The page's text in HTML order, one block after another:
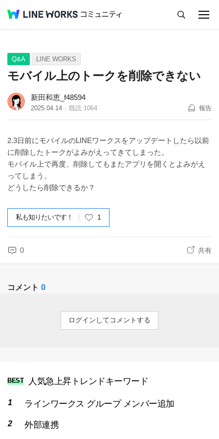
Q&A Tips Ideas
Q&A LINE WORKS
モバイル上のトークを削除できない
新田和恵_f48594
2025.04.14 既読 1064 報告
2.3日前にモバイルのLINEワークスをアップデートしたら以前
に削除したトークがよみがえってきてしまった。
モバイル上で再度、削除してもまたアプリを開くとよみがえ
ってしまう。
どうしたら削除できるか？
私も知りたいです！ 1
0 共有
コメント 0
ログインしてコメントする
BEST 人気急上昇トレンドキーワード
ラインワークス グループ メンバー追加
外部連携